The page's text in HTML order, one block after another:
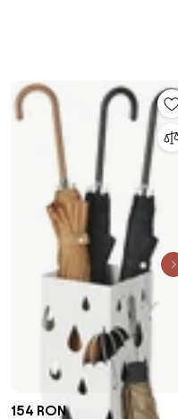
154 RON